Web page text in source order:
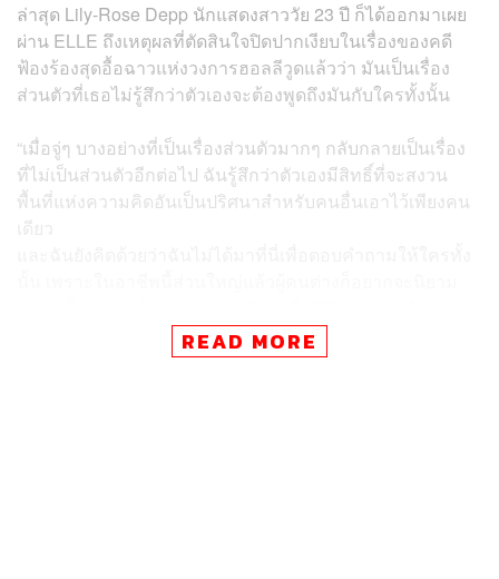
ล่าสุด Lily-Rose Depp นักแสดงสาววัย 23 ปี ก็ได้ออกมาเผย
ผ่าน ELLE ถึงเหตุผลที่ตัดสินใจปิดปากเงียบในเรื่องของคดี
ฟ้องร้องสุดอื้อฉาวแห่งวงการฮอลลีวูดแล้วว่า มันเป็นเรื่อง
ส่วนตัวที่เธอไม่รู้สึกว่าตัวเองจะต้องพูดถึงมันกับใครทั้งนั้น
“เมื่อจู่ๆ บางอย่างที่เป็นเรื่องส่วนตัวมากๆ กลับกลายเป็นเรื่อง
ที่ไม่เป็นส่วนตัวอีกต่อไป ฉันรู้สึกว่าตัวเองมีสิทธิ์ที่จะสงวน
พื้นที่แห่งความคิดอันเป็นปริศนาสำหรับคนอื่นเอาไว้เพียงคน
เดียว
เป็นผู้ชายในครอบครัว คนรัก หรือใครก็ตาม และฉันก็พร้อม
แล้วที่จะถูกนิยามจากสิ่งที่ฉันทำจริงๆ”
READ MORE